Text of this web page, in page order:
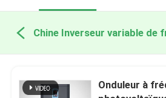
Chine Inverseur variable de
Onduleur à